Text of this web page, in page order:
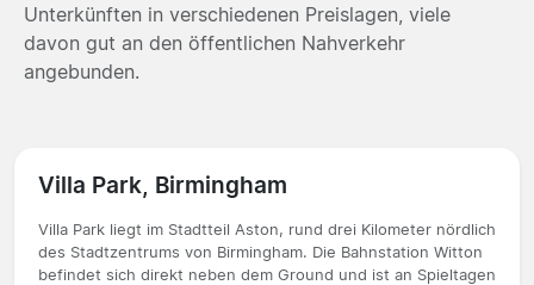
Unterkünften in verschiedenen Preislagen, viele
davon gut an den öffentlichen Nahverkehr
angebunden.
Villa Park, Birmingham
Villa Park liegt im Stadtteil Aston, rund drei Kilometer nördlich
des Stadtzentrums von Birmingham. Die Bahnstation Witton
befindet sich direkt neben dem Ground und ist an Spieltagen